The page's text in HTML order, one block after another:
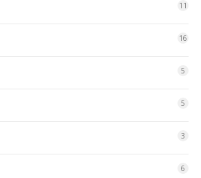
11
16
5
5
3
6